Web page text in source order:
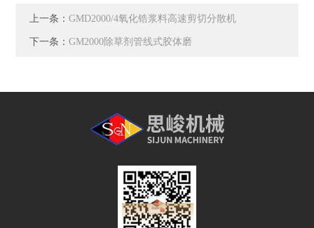
上一条：GMD2000/4氧化锆浆料高速剪切分散机
下一条：GM2000除草剂管线式胶体磨